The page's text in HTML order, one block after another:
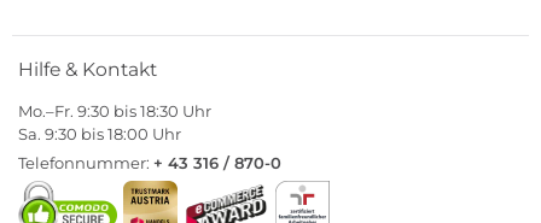
Hilfe & Kontakt
Mo.–Fr. 9:30 bis 18:30 Uhr
Sa. 9:30 bis 18:00 Uhr
Telefonnummer: + 43 316 / 870-0